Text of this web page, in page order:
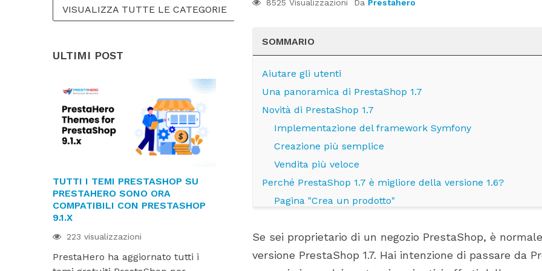
VISUALIZZA TUTTE LE CATEGORIE
ULTIMI POST
TUTTI I TEMI PRESTASHOP SU
PRESTAHERO SONO ORA
COMPATIBILI CON PRESTASHOP
9.1.X
223 visualizzazioni
PrestaHero ha aggiornato tutti i
I MODULI PRESTAHERO SONO
HUMMINGBIRD 2.0
I moduli PrestaHero sono ora
pronti per PrestaShop 9.1.x e
A CHE PUNTO DEL SUO
TROVA IL TUO NEGOZIO
846 visualizzazioni
Crescete in modo più intelligente
8525 Visualizzazioni Da Prestahero
SOMMARIO
Aiutare gli utenti
Una panoramica di PrestaShop 1.7
Novità di PrestaShop 1.7
Implementazione del framework Symfony
Creazione più semplice
Vendita più veloce
Perché PrestaShop 1.7 è migliore della versione 1.6?
Pagina "Crea un prodotto"
Pagina Moduli
Tema predefinito
Se sei proprietario di un negozio PrestaShop, è
versione PrestaShop 1.7. Hai intenzione di passare da